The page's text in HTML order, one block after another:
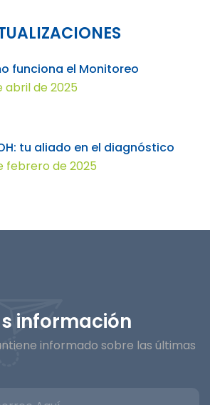
funciona el Monitoreo
abril de 2025
tu aliado en el diagnóstico
febrero de 2025
información
informado sobre las últimas